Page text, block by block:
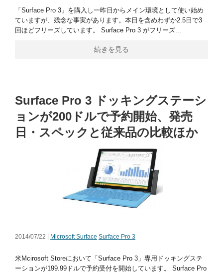
「Surface Pro 3」を購入し一昨日からメイン環境として使い始め
ていますが、残念な事実があります。本日を含めわずか2.5日で3
回ほどフリーズしています。 Surface Pro 3 がフリーズ...
続きを見る
Surface Pro 3 ドッキングステーシ
ョンが200ドルで予約開始、発売
日・スペックと従来品の比較ほか
2014/07/22 | Microsoft Surface Surface Pro 3
米Mcirosoft Storeにおいて「Surface Pro 3」専用ドッキングステ
ーションが199.99ドルで予約受付を開始しています。 Surface Pro